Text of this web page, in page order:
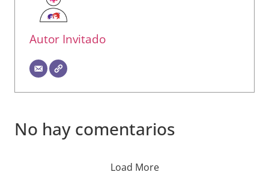
Autor Invitado
No hay comentarios
Load More